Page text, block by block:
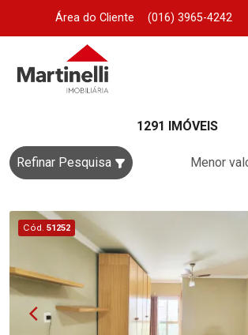
Área do Cliente (016) 3965-4242
1291 IMÓVEIS
Refinar Pesquisa
Cód. 51252